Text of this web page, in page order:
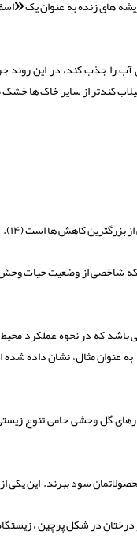
های زنده به عنوان یک
را جذب کند، در این روند
کندتر از سایر خاک ها
بزرگترین کاهش ها است (۱۴).
شاخصی از وضعیت حیات
باشد که در نحوه عملکرد
عنوان مثال، نشان داده
گل وحشی حامی تنوع
سود ببرند. این
در شکل پرچین ،